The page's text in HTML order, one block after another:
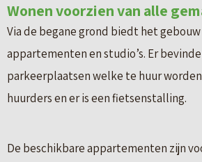
Wonen voorzien van alle
Via de begane grond biedt het
appartementen en studio’s. Er
parkeerplaatsen welke te huur
huurders en er is een fietsenstalling.
De beschikbare appartementen zijn